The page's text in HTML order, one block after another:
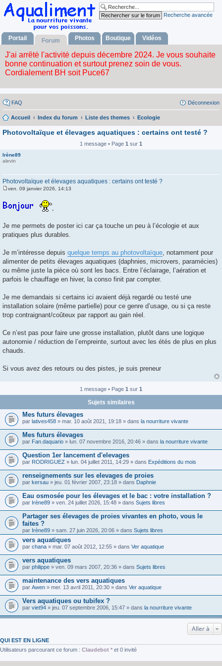
Recherche avancée
Portail Forum Photos Boutique Vidéos
FAQ Déconnexion
Accueil Index du forum Liste des themes Ecologie
Photovoltaïque et élevages aquatiques : certains ont testé ?
1 message • Page 1 sur 1
Irène89
alevin
Photovoltaïque et élevages aquatiques : certains ont testé ?
s
e
ven. 09 janvier 2026, 14:13
Je me permets de poster ici car ça touche un peu à l’écologie et aux
pratiques plus durables.
Je m’intéresse depuis quelque temps au photovoltaïque , notamment pour
alimenter de petits élevages aquatiques (daphnies, microvers, paramécies)
ou même juste la pièce où sont les bacs. Entre l’éclairage, l’aération et
parfois le chauffage en hiver, la conso finit par compter.
Je me demandais si certains ici avaient déjà regardé ou testé une
installation solaire (même partielle) pour ce genre d’usage, ou si ça reste
trop contraignant/coûteux par rapport au gain réel.
Ce n’est pas pour faire une grosse installation, plutôt dans une logique
autonomie / réduction de l’empreinte, surtout avec les étés de plus en plus
chauds.
Si vous avez des retours ou des pistes, je suis preneur
1 message • Page 1 sur 1
Sujets similaires
Mes futurs élevages
par latives458 » mar. 10 août 2021, 19:18 » dans la nourriture vivante
Mes futurs élevages
par Fan.daquario » lun. 07 novembre 2016, 20:46 » dans la nourriture vivante
Question 1er lancement d'elevages
par RODRIGUEZ » lun. 04 juillet 2011, 14:29 » dans Expéditions du mois
renseignements sur les elevages de proies
par kersau » jeu. 01 février 2007, 23:18 » dans Daphnie
Eau osmosée pour les élevages et le bac : votre installation ?
par Irène89 » ven. 24 juillet 2026, 15:48 » dans Sujets libres
Partager ses élevages de proies vivantes en photo, vous le
faites ?
par Irène89 » sam. 27 juin 2026, 20:06 » dans Sujets libres
vers aquatiques
par chana » mar. 07 août 2012, 12:55 » dans Ver aquatique
vers aquatiques
par philippe » ven. 09 mars 2007, 20:36 » dans Sujets libres
maintenance des vers aquatiques
par Awen » mer. 13 avril 2011, 20:30 » dans Ver aquatique
Vers aquatiques ou tubifex ?
par viet94 » jeu. 07 septembre 2006, 15:47 » dans la nourriture vivante
Aller à
QUI EST EN LIGNE
Utilisateurs parcourant ce forum : Claudebot * et 0 invité